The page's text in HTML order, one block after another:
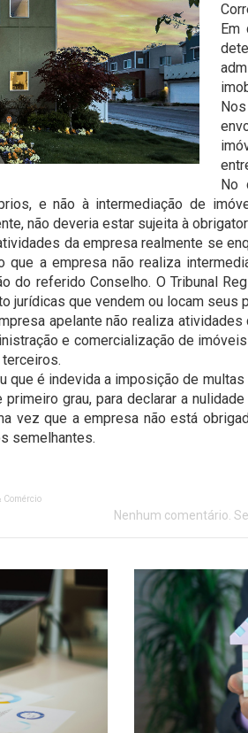
Em
No
e não à intermediação de
não deveria estar sujeita à
da empresa realmente se
que a empresa não realiza
do referido Conselho. O Tribunal
jurídicas que vendem ou locam
apelante não realiza
e comercialização de
que é indevida a imposição de
grau, para declarar a
vez que a empresa não está
semelhantes.
Nenhum comentário.